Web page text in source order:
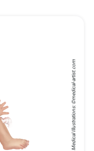
Medical Illustrations: ©
medical-artist.com